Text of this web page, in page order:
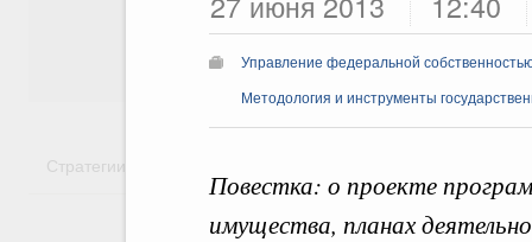
Управление федеральной
Методология и инструменты
Повестка: о проекте
имущества, планах
Культура
Государство
Стратегии